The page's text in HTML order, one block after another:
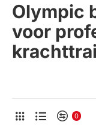
Olympic
voor
Ben je op zoek
standaard
een lengte van
0